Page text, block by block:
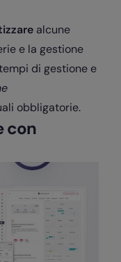
alcune
e la gestione
di gestione e
obbligatorie.
con